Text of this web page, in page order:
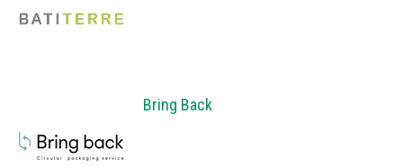
Bring Back